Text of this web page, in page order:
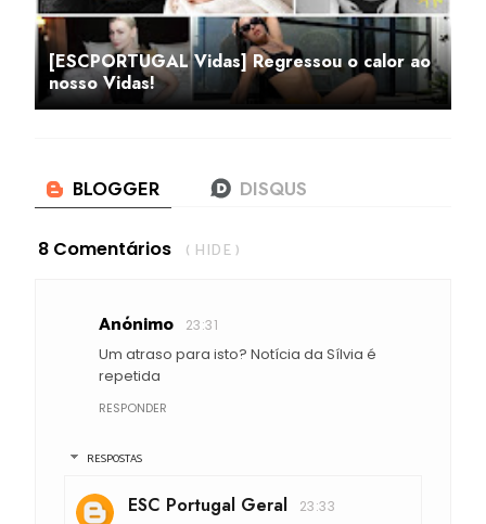
[ESCPORTUGAL Vidas] Regressou o calor ao
nosso Vidas!
8 Comentários ( HIDE )
Anónimo 23:31
Um atraso para isto? Notícia da Sílvia é
repetida
RESPONDER
RESPOSTAS
ESC Portugal Geral 23:33